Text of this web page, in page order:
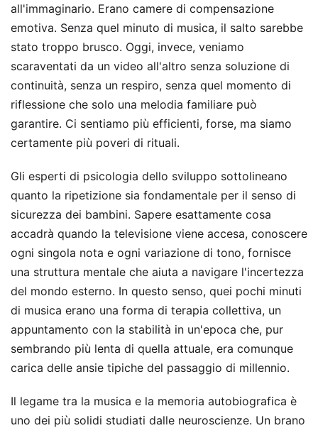
all'immaginario. Erano camere di compensazione
emotiva. Senza quel minuto di musica, il salto sarebbe
stato troppo brusco. Oggi, invece, veniamo
scaraventati da un video all'altro senza soluzione di
continuità, senza un respiro, senza quel momento di
riflessione che solo una melodia familiare può
garantire. Ci sentiamo più efficienti, forse, ma siamo
certamente più poveri di rituali.
Gli esperti di psicologia dello sviluppo sottolineano
quanto la ripetizione sia fondamentale per il senso di
sicurezza dei bambini. Sapere esattamente cosa
accadrà quando la televisione viene accesa, conoscere
ogni singola nota e ogni variazione di tono, fornisce
una struttura mentale che aiuta a navigare l'incertezza
del mondo esterno. In questo senso, quei pochi minuti
di musica erano una forma di terapia collettiva, un
appuntamento con la stabilità in un'epoca che, pur
sembrando più lenta di quella attuale, era comunque
carica delle ansie tipiche del passaggio di millennio.
Il legame tra la musica e la memoria autobiografica è
uno dei più solidi studiati dalle neuroscienze. Un brano